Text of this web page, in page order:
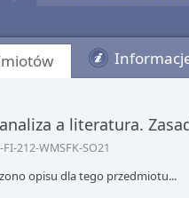
a literatura.
FI-212-WMSFK-SO21
opisu dla tego przedmiotu...